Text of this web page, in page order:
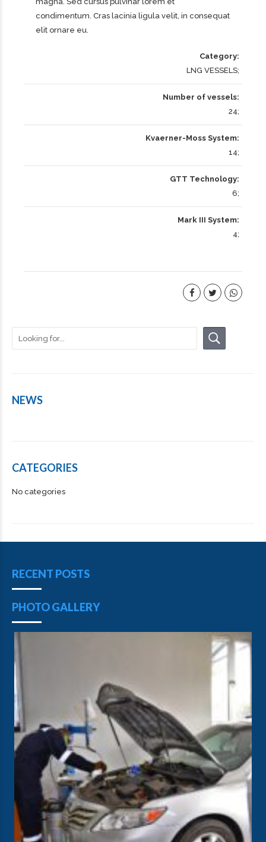
condimentum. Cras lacinia ligula velit, in consequat
elit ornare eu.
Category
LNG VESSELS
Number of vessels
24
Kvaerner-Moss System
14
GTT Technology
6
Mark III System
4
NEWS
CATEGORIES
No categories
RECENT POSTS
PHOTO GALLERY